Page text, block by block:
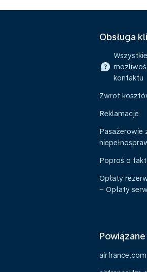
Obsługa
Wszystkie
kontaktu
Zwrot
Reklamacje
Pasażerowie
Poproś o
Opłaty
– Opłaty
airfrance.com